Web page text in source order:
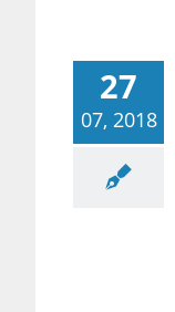
27
07, 2018